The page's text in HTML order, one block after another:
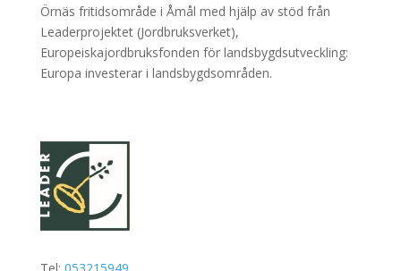
Örnäs fritidsområde i Åmål med hjälp av stöd från
Leaderprojektet (Jordbruksverket),
Europeiskajordbruksfonden för landsbygdsutveckling:
Europa investerar i landsbygdsområden.